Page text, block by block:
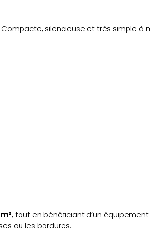
Compacte, silencieuse et très simple à
, tout en bénéficiant d’un équipement
ou les bordures.